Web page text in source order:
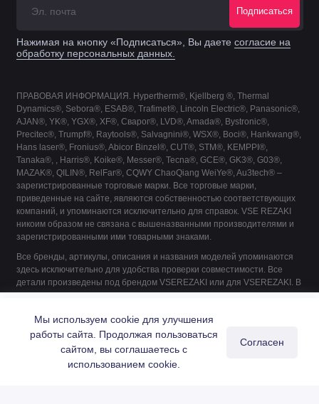
Купить
Подписаться
Нажимая на кнопку «Подписаться», Вы даете согласие на
обработку персональных данных.
ПРАВОВАЯ ИНФОРМАЦИЯ. Hypertherm®, Kjellberg ®, Thermal
Dynamics®, Sebora®, ESAB®, Trafimet®, Lincoln Electric®, Panasonic®,
AJAN®, YK®, YGX®, XF®, Сварог®, LVD®, Amada®, Bystronic®,
Precitec®, Trumpf®, Raytools®, Salvagnini®, WSX®, Boci®, Hankwang®,
Hans laser®, Fronius®, Abicor Binzel®, CUT®, STM®, KEMPPI®,
Tanaka®, , Harris®, Koike®, Messer®, Tecna®, GCE®, GK3®, G03®,
MAZAK®, QILIN®, RelFar®, CQWY ChaoQiang WeiYe®, Au3tech® –
зарегистрированные торговые марки. Все торговые марки,
приведенные на сайте, являются собственностью соответствующих
компаний, и упоминаются исключительно для справок. VSE REZAKI
никоим образом не связана с вышеназванными производителями и
зарегистрированными ими товарными знаками.
Все бренды, артикулы, описания и названия моделей упоминаются
здесь исключительно для удобства проверки совместимости. Все
детали произведены под брендом VSEREZAKI или для VSEREZAKI. В
их производстве не принимает участие ни один из указанных
Мы используем cookie для улучшения
работы сайта. Продолжая пользоваться
сайтом, вы соглашаетесь с
использованием cookie.
Согласен